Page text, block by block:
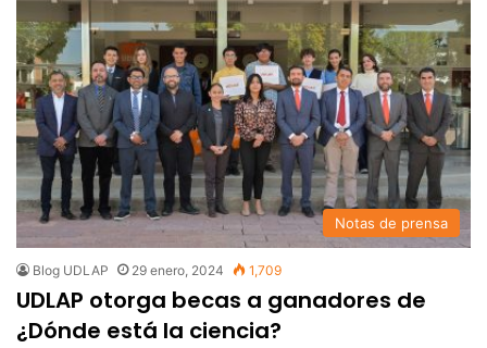
Notas de prensa
Blog UDLAP 29 enero, 2024 1,709
UDLAP otorga becas a ganadores de
¿Dónde está la ciencia?